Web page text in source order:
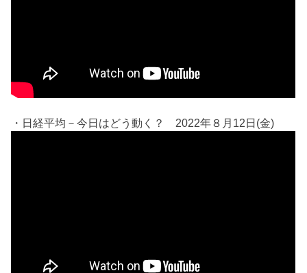
・日経平均－今日はどう動く？ 2022年８月12日(金)